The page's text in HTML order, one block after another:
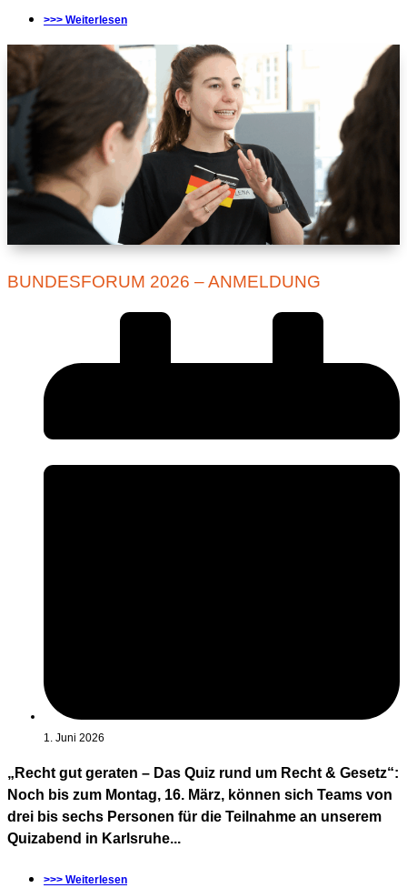
>>> Weiterlesen
BUNDESFORUM 2026 – ANMELDUNG
1. Juni 2026
„Recht gut geraten – Das Quiz rund um Recht & Gesetz“:
Noch bis zum Montag, 16. März, können sich Teams von
drei bis sechs Personen für die Teilnahme an unserem
Quizabend in Karlsruhe...
>>> Weiterlesen